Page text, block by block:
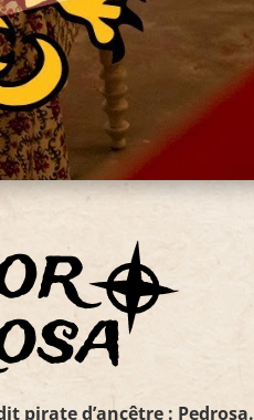
pirate d’ancêtre : Pedrosa.